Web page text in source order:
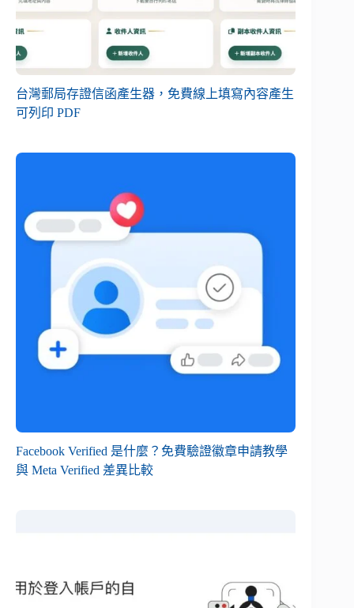
台灣郵局存證信函產生器，免費線上填寫內容產生
可列印 PDF
Facebook Verified 是什麼？免費驗證徽章申請教學
與 Meta Verified 差異比較